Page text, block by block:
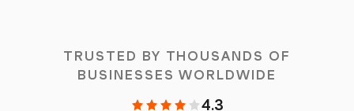
TRUSTED BY THOUSANDS OF
BUSINESSES WORLDWIDE
4.3